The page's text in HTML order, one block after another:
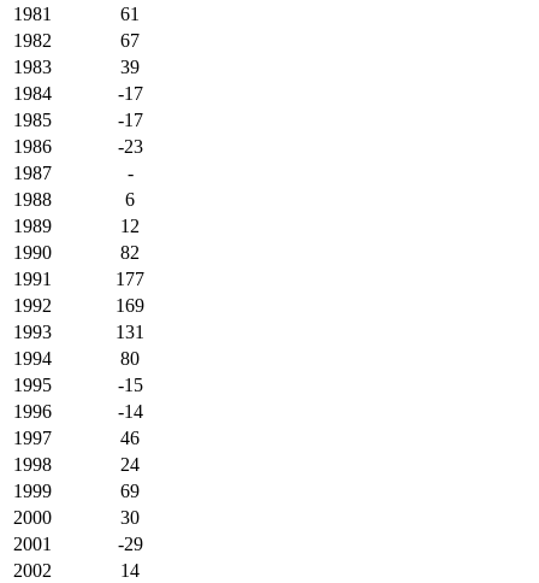
1981
61
1982
67
1983
39
1984
-17
1985
-17
1986
-23
1987
-
1988
6
1989
12
1990
82
1991
177
1992
169
1993
131
1994
80
1995
-15
1996
-14
1997
46
1998
24
1999
69
2000
30
2001
-29
2002
14